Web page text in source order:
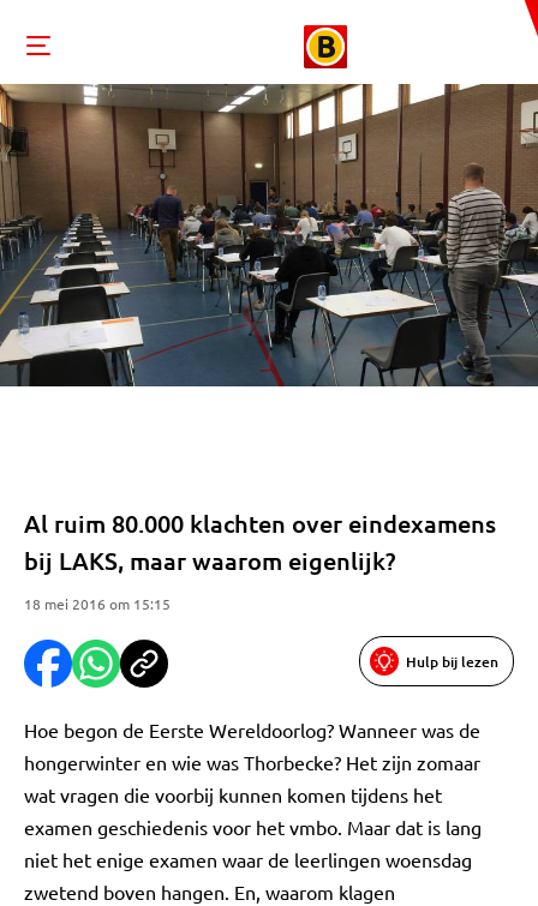
Al ruim 80.000 klachten over eindexamens
bij LAKS, maar waarom eigenlijk?
18 mei 2016 om 15:15
Hulp bij lezen
Hoe begon de Eerste Wereldoorlog? Wanneer was de
hongerwinter en wie was Thorbecke? Het zijn zomaar
wat vragen die voorbij kunnen komen tijdens het
examen geschiedenis voor het vmbo. Maar dat is lang
niet het enige examen waar de leerlingen woensdag
zwetend boven hangen. En, waarom klagen